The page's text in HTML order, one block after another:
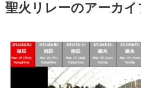
聖火リレーのアーカイ